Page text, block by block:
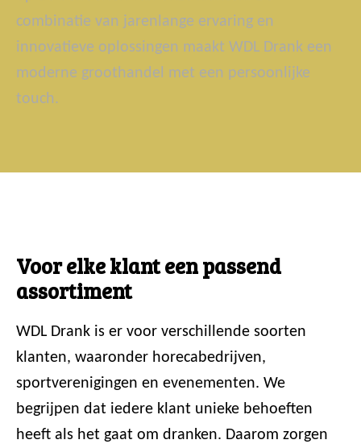
combinatie van jarenlange ervaring en
innovatieve oplossingen maakt WDL Drank een
moderne groothandel met een persoonlijke
touch.
Voor elke klant een passend
assortiment
WDL Drank is er voor verschillende soorten
klanten, waaronder horecabedrijven,
sportverenigingen en evenementen. We
begrijpen dat iedere klant unieke behoeften
heeft als het gaat om dranken. Daarom zorgen